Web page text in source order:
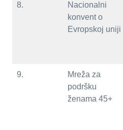
8.
Nacionalni
konvent o
Evropskoj uniji
9.
Mreža za
podršku
ženama 45+